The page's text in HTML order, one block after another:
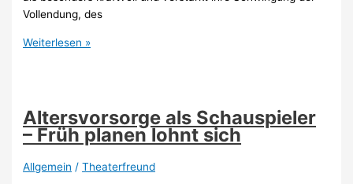
Vollendung, des
Engelszahl
die
Liebe
Weiterlesen »
Altersvorsorge als Schauspieler
– Früh planen lohnt sich
Allgemein /Theaterfreund